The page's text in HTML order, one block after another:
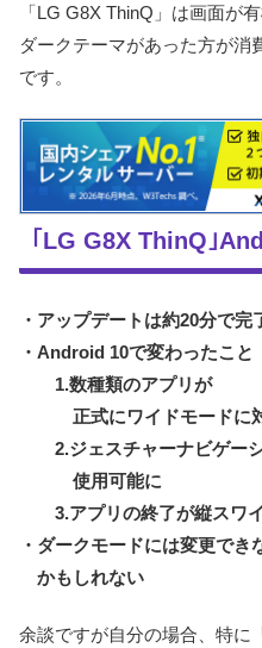
「LG G8X ThinQ」は画面が
ダークテーマがあった方が消
です。
｢LG G8X ThinQ｣
・アップデートは約20分で完
・Android 10で変わったこと
1.数種類のアプリが
正式にワイドモードに
2.ジェスチャーナビゲー
使用可能に
3.アプリの終了が縦スワ
・ダークモードには変更でき
かもしれない
余談ですが自分の場合、特に